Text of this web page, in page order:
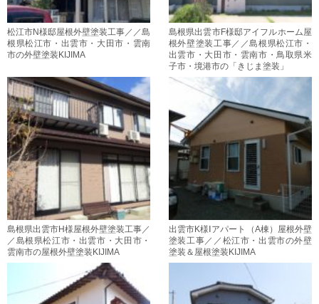
松江市N様邸屋根外壁塗装工事／／島
根県松江市・出雲市・大田市・雲南
市の外壁塗装KIJIMA
島根県出雲市F様邸アイフルホーム屋
根外壁塗装工事／／島根県松江市・
出雲市・大田市・雲南市・鳥取県米
子市・境港市の「きじま塗装」
島根県出雲市H様屋根外壁塗装工事／
／島根県松江市・出雲市・大田市・
雲南市の屋根外壁塗装KIJIMA
出雲市K様Ⅰアパート（A棟）屋根外壁
塗装工事／／松江市・出雲市の外壁
塗装＆屋根塗装KIJIMA